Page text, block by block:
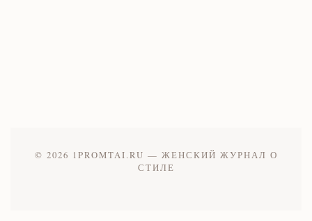
© 2026 1PROMTAI.RU — ЖЕНСКИЙ ЖУРНАЛ О
СТИЛЕ